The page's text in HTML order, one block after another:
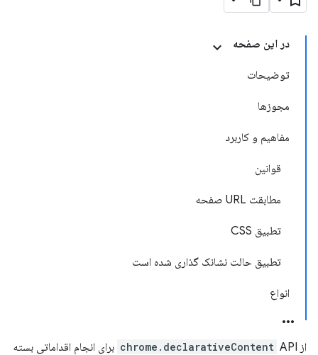
در این صفحه
توضیحات
مجوزها
مفاهیم و کاربرد
قوانین
مطابقت URL صفحه
تطبیق CSS
تطبیق حالت نشانک گذاری شده است
انواع
از chrome.declarativeContent API برای انجام اقداماتی بسته